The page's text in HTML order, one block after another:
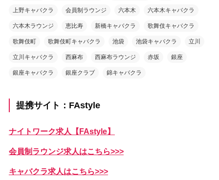
上野キャバクラ 会員制ラウンジ 六本木 六本木キャバクラ
六本木ラウンジ 恵比寿 新橋キャバクラ 歌舞伎キャバクラ
歌舞伎町 歌舞伎町キャバクラ 池袋 池袋キャバクラ 立川
立川キャバクラ 西麻布 西麻布ラウンジ 赤坂 銀座
銀座キャバクラ 銀座クラブ 錦キャバクラ
提携サイト：FAstyle
ナイトワーク求人【FAstyle】
会員制ラウンジ求人はこちら>>>
キャバクラ求人はこちら>>>